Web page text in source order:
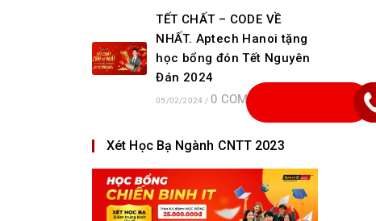
TẾT CHẤT – CODE VỀ
NHẤT. Aptech Hanoi tặng
học bổng đón Tết Nguyên
Đán 2024
05/02/2024 / 0 COMMENTS
Xét Học Bạ Ngành CNTT 2023